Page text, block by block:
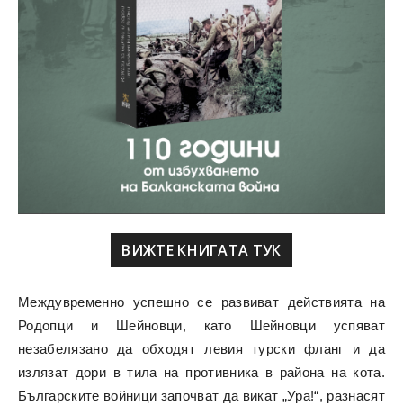
ВИЖТЕ КНИГАТА ТУК
Междувременно успешно се развиват действията на
Родопци и Шейновци, като Шейновци успяват
незабелязано да обходят левия турски фланг и да
излязат дори в тила на противника в района на кота.
Българските войници започват да викат „Ура!“, разнасят